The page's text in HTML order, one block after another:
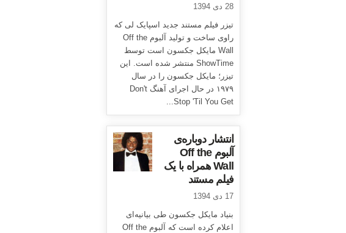
28 دی 1394
تیزر فیلم مستند جدید اسپایک لی که
راوی ساخت و تولید آلبوم Off the
Wall مایکل جکسون است توسط
ShowTime منتشر شده است. این
تیزر؛ مایکل جکسون را در سال
۱۹۷۹ در حال اجرای آهنگ Don't
Stop 'Til You Get...
انتشار دوباره‌ی
آلبوم Off the
Wall همراه با یک
فیلم مستند
17 دی 1394
بنیاد مایکل جکسون طی بیانیه‌ای
اعلام کرده است که آلبوم Off the